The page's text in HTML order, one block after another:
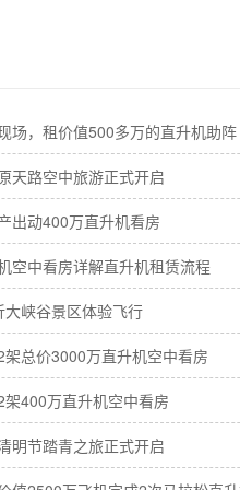
场，租价值500多万的直升机助阵
天路空中旅游正式开启
出动400万直升机看房
空中看房详解直升机租赁流程
峡谷景区体验飞行
总价3000万直升机空中看房
400万直升机空中看房
明节踏青之旅正式开启